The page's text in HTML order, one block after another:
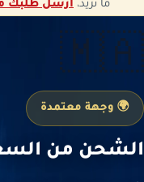
ما تريد، أرسل طلبك
🇲🇦
🌍 وجهة معتمدة
الشحن من